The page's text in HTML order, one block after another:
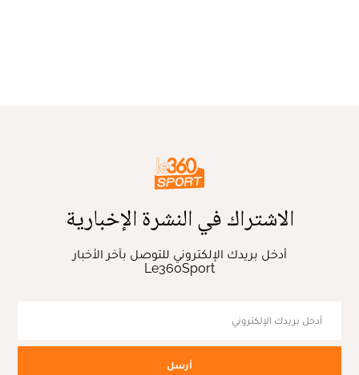
الاشتراك في النشرة الإخبارية
أدخل بريدك الإلكتروني للتوصل بآخر الأخبار
Le360Sport
أرسل